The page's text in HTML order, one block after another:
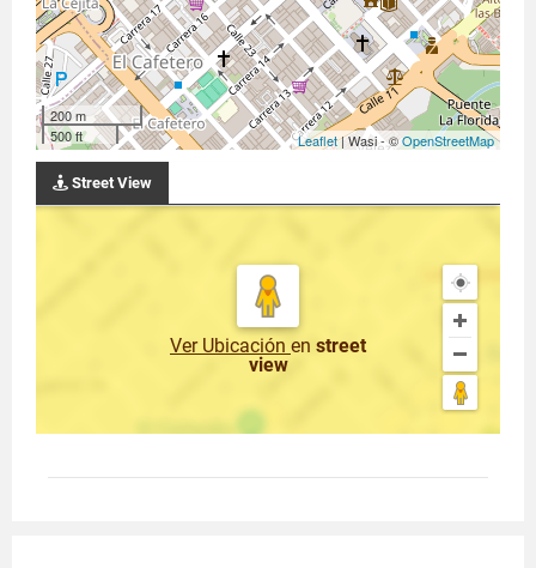
200 m
500 ft
Leaflet| Wasi - ©OpenStreetMap
Street View
Ver Ubicación en street
view